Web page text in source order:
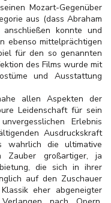
Mozart-Gegenüber
aus (dass Abraham
konnte und
ebenso mittelprächtigen
für den so genannten
des Films wurde mit
und Ausstattung
allen Aspekten der
Leidenschaft für sein
Erlebnis
Ausdruckskraft
wahrlich die ultimative
Zauber großartiger, ja
die sich in ihrer
auf den Zuschauer
eher abgeneigter